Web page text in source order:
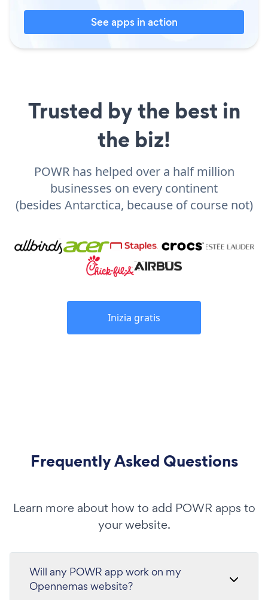
See apps in action
Trusted by the best in
the biz!
POWR has helped over a half million
businesses on every continent
(besides Antarctica, because of course not)
Inizia gratis
Frequently Asked Questions
Learn more about how to add POWR apps to
your website.
Will any POWR app work on my
Opennemas website?